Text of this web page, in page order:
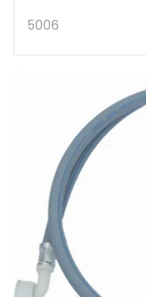
5006